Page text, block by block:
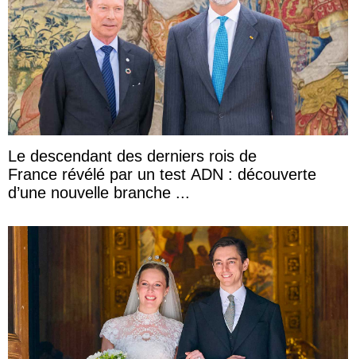
Le descendant des derniers rois de
France révélé par un test ADN : découverte
d’une nouvelle branche ...